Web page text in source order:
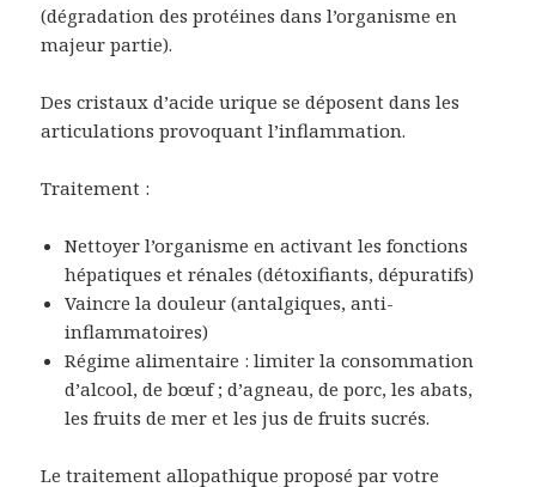
(dégradation des protéines dans l’organisme en
majeur partie).
Des cristaux d’acide urique se déposent dans les
articulations provoquant l’inflammation.
Traitement :
Nettoyer l’organisme en activant les fonctions
hépatiques et rénales (détoxifiants, dépuratifs)
Vaincre la douleur (antalgiques, anti-
inflammatoires)
Régime alimentaire : limiter la consommation
d’alcool, de bœuf ; d’agneau, de porc, les abats,
les fruits de mer et les jus de fruits sucrés.
Le traitement allopathique proposé par votre